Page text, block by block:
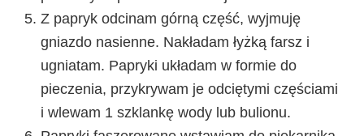
Z papryk odcinam górną część, wyjmuję
gniazdo nasienne. Nakładam łyżką farsz i
ugniatam. Papryki układam w formie do
pieczenia, przykrywam je odciętymi częściami
i wlewam 1 szklankę wody lub bulionu.